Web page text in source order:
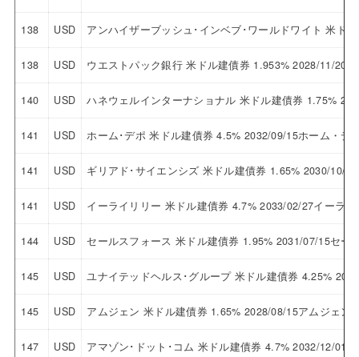
138 USD アンハイザーブッシュ･インベブ･ワールドワイト 米ド
138 USD ウエストパック銀行 米ドル建債券 1.953% 2028/11/20
140 USD ハネウェルインターナショナル 米ドル建債券 1.75%
141 USD ホーム･デポ 米ドル建債券 4.5% 2032/09/15ホーム・デ
141 USD ギリアド･サイエンシズ 米ドル建債券 1.65% 2030/10/
141 USD イーライリリー 米ドル建債券 4.7% 2033/02/27イーライ
144 USD セールスフォース 米ドル建債券 1.95% 2031/07/15セー
145 USD ユナイテッドヘルス･グループ 米ドル建債券 4.25%
145 USD アムジェン 米ドル建債券 1.65% 2028/08/15アムジェン
147 USD アマゾン･ドット･コム 米ドル建債券 4.7% 2032/12/01